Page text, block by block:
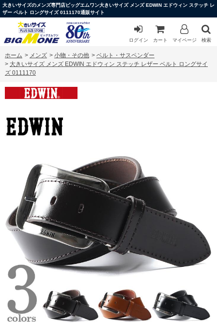
大きいサイズのメンズ専門店ビッグエムワン大きいサイズ メンズ EDWIN エドウィン ステッチ レ
ザー ベルト ロングサイズ 0111170通販サイト
ログイン カート マイページ 検索
ホーム > メンズ > 小物・その他 > ベルト・サスペンダー
> 大きいサイズ メンズ EDWIN エドウィン ステッチ レザー ベルト ロングサイ
ズ 0111170